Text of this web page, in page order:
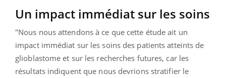
Un impact immédiat sur les soins
"Nous nous attendons à ce que cette étude ait un
impact immédiat sur les soins des patients atteints de
glioblastome et sur les recherches futures, car les
résultats indiquent que nous devrions stratifier le